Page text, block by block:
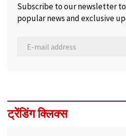
Subscribe to our newsletter
popular news and exclusive
ट्रेंडिंग क्लिक्स